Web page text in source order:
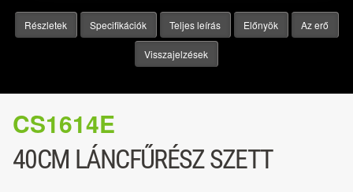
Részletek Specifikációk Teljes leírás Előnyök Az erő
Visszajelzések
CS1614E
40CM LÁNCFŰRÉSZ SZETT